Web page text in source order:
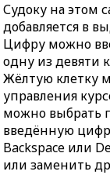
Судоку на этом
добавляется в
Цифру можно
одну из девяти
Жёлтую клетку
управления
можно выбрать
введённую
Backspace или
или заменить